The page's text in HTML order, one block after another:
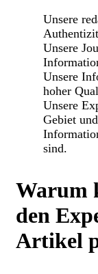
Unsere
Unsere
Unsere
hoher
Unsere
Gebiet
sind.
Warum
den
Artikel